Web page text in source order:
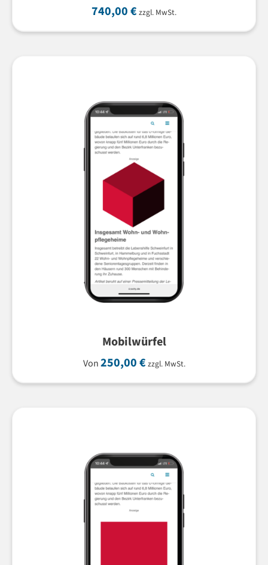
740,00€ zzgl. MwSt.
Mobilwürfel
Von250,00€ zzgl. MwSt.